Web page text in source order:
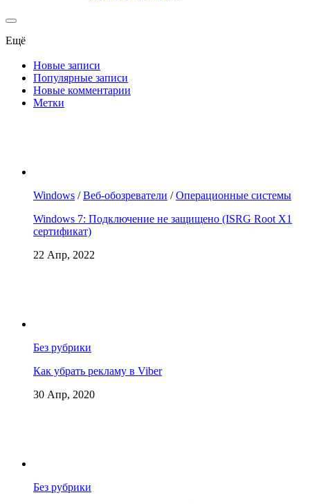
Ещё
Новые записи
Популярные записи
Новые комментарии
Метки
Windows /Веб-обозреватели /Операционные системы
Windows 7: Подключение не защищено (ISRG Root X1
сертификат)
22 Апр, 2022
Без рубрики
Как убрать рекламу в Viber
30 Апр, 2020
Без рубрики